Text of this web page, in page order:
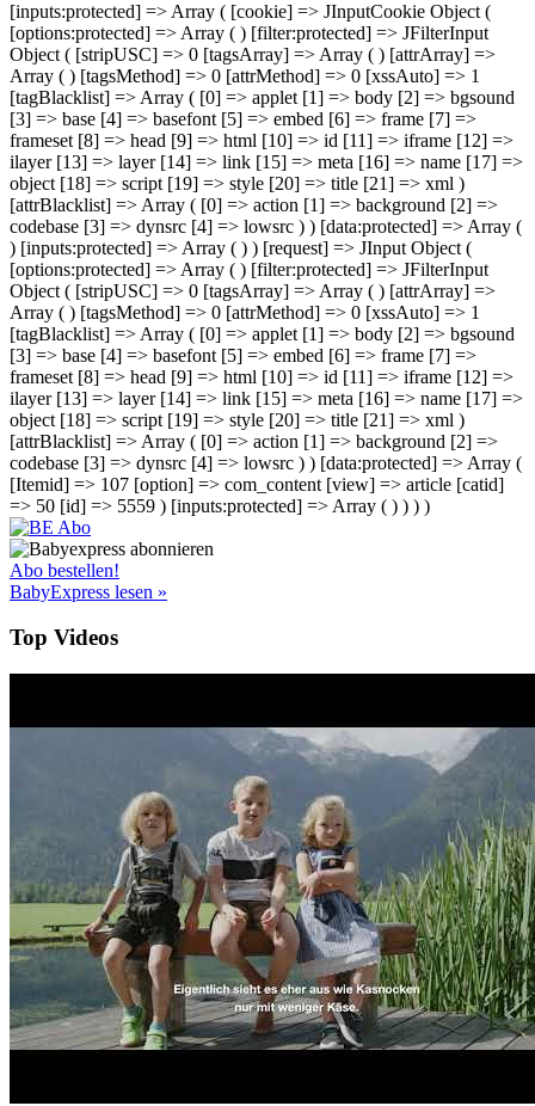
[inputs:protected] => Array ( [cookie] => JInputCookie Object (
[options:protected] => Array ( ) [filter:protected] => JFilterInput
Object ( [stripUSC] => 0 [tagsArray] => Array ( ) [attrArray] =>
Array ( ) [tagsMethod] => 0 [attrMethod] => 0 [xssAuto] => 1
[tagBlacklist] => Array ( [0] => applet [1] => body [2] => bgsound
[3] => base [4] => basefont [5] => embed [6] => frame [7] =>
frameset [8] => head [9] => html [10] => id [11] => iframe [12] =>
ilayer [13] => layer [14] => link [15] => meta [16] => name [17] =>
object [18] => script [19] => style [20] => title [21] => xml )
[attrBlacklist] => Array ( [0] => action [1] => background [2] =>
codebase [3] => dynsrc [4] => lowsrc ) ) [data:protected] => Array (
) [inputs:protected] => Array ( ) ) [request] => JInput Object (
[options:protected] => Array ( ) [filter:protected] => JFilterInput
Object ( [stripUSC] => 0 [tagsArray] => Array ( ) [attrArray] =>
Array ( ) [tagsMethod] => 0 [attrMethod] => 0 [xssAuto] => 1
[tagBlacklist] => Array ( [0] => applet [1] => body [2] => bgsound
[3] => base [4] => basefont [5] => embed [6] => frame [7] =>
frameset [8] => head [9] => html [10] => id [11] => iframe [12] =>
ilayer [13] => layer [14] => link [15] => meta [16] => name [17] =>
object [18] => script [19] => style [20] => title [21] => xml )
[attrBlacklist] => Array ( [0] => action [1] => background [2] =>
codebase [3] => dynsrc [4] => lowsrc ) ) [data:protected] => Array (
[Itemid] => 107 [option] => com_content [view] => article [catid]
=> 50 [id] => 5559 ) [inputs:protected] => Array ( ) ) ) )
Abo bestellen!
BabyExpress lesen »
Top Videos